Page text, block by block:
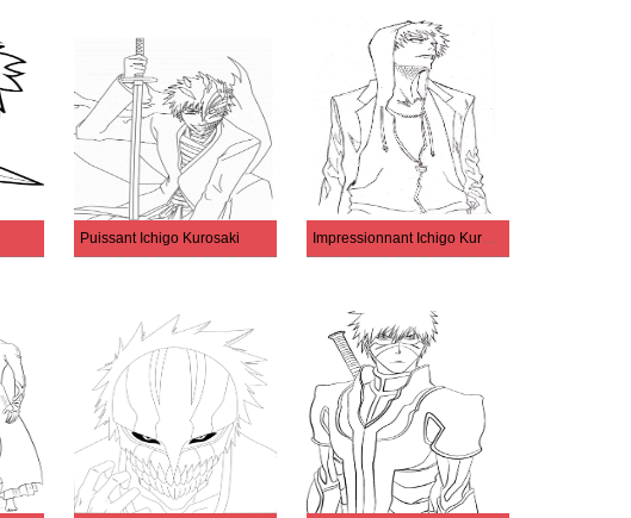
Puissant Ichigo Kurosaki Impressionnant Ichigo Kurosaki